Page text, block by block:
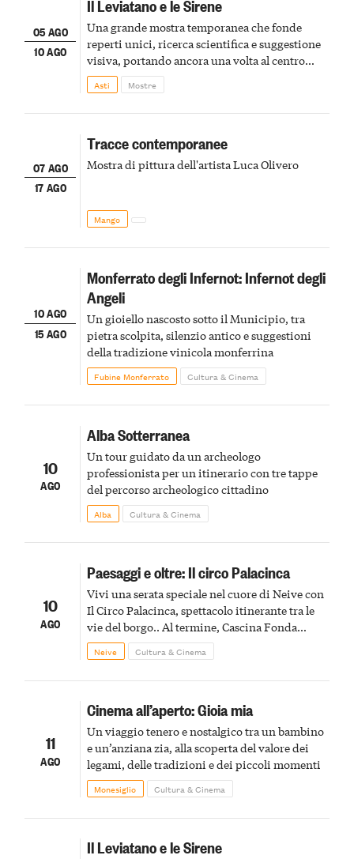
05 AGO
10 AGO
Il Leviatano e le Sirene
Una grande mostra temporanea che fonde
reperti unici, ricerca scientifica e suggestione
visiva, portando ancora una volta al centro
della scena le meraviglie del passato astigiano
Asti Mostre
07 AGO
17 AGO
Tracce contemporanee
Mostra di pittura dell'artista Luca Olivero
Mango
10 AGO
15 AGO
Monferrato degli Infernot: Infernot degli
Angeli
Un gioiello nascosto sotto il Municipio, tra
pietra scolpita, silenzio antico e suggestioni
della tradizione vinicola monferrina
Fubine Monferrato Cultura & Cinema
10
AGO
Alba Sotterranea
Un tour guidato da un archeologo
professionista per un itinerario con tre tappe
del percorso archeologico cittadino
Alba Cultura & Cinema
10
AGO
Paesaggi e oltre: Il circo Palacinca
Vivi una serata speciale nel cuore di Neive con
Il Circo Palacinca, spettacolo itinerante tra le
vie del borgo.. Al termine, Cascina Fonda
Winery offrirà una degustazione di due
spumanti.
Neive Cultura & Cinema
11
AGO
Cinema all’aperto: Gioia mia
Un viaggio tenero e nostalgico tra un bambino
e un’anziana zia, alla scoperta del valore dei
legami, delle tradizioni e dei piccoli momenti
Monesiglio Cultura & Cinema
Il Leviatano e le Sirene